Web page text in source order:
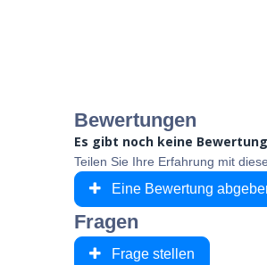
Bewertungen
Es gibt noch keine
Teilen Sie Ihre Erfahrung mit
Eine Bewertung
Fragen
Frage stellen